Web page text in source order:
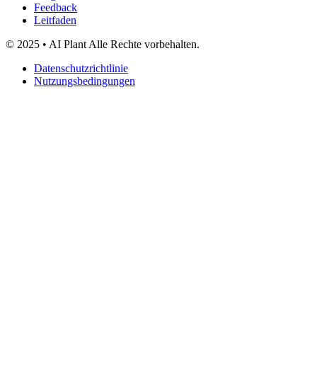
Feedback
Leitfaden
© 2025 • AI Plant Alle Rechte vorbehalten.
Datenschutzrichtlinie
Nutzungsbedingungen